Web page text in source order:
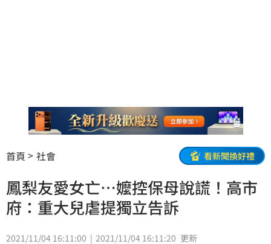
首頁 社會 看新聞換好禮
鳳梨友愛女亡⋯嬤控保母說謊！高市
府：重大兒虐提獨立告訴
2021/11/04 16:11:00 2021/11/04 16:11:20 更新